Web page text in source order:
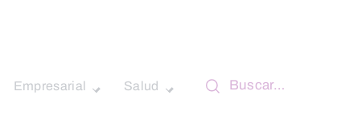
Empresarial Salud Buscar…